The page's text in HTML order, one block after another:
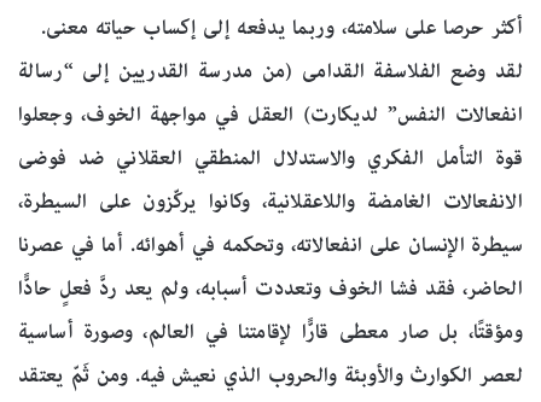
أكثر حرصا على سلامته، وربما يدفعه إلى إكساب حياته معنى.
لقد وضع الفلاسفة القدامى (من مدرسة القدريين إلى “رسالة
انفعالات النفس” لديكارت) العقل في مواجهة الخوف، وجعلوا
قوة التأمل الفكري والاستدلال المنطقي العقلاني ضد فوضى
الانفعالات الغامضة واللاعقلانية، وكانوا يركّزون على السيطرة،
سيطرة الإنسان على انفعالاته، وتحكمه في أهوائه. أما في عصرنا
الحاضر، فقد فشا الخوف وتعددت أسبابه، ولم يعد ردَّ فعلٍ حادًّا
ومؤقتًا، بل صار معطى قارًّا لإقامتنا في العالم، وصورة أساسية
لعصر الكوارث والأوبئة والحروب الذي نعيش فيه. ومن ثَمّ يعتقد